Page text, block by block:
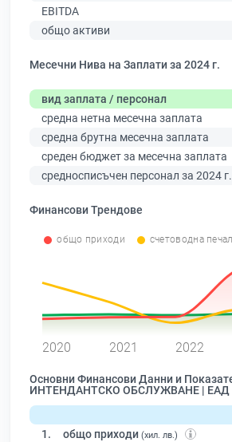
EBITDA
общо активи
Месечни Нива на Заплати за 2024 г.
вид заплата / персонал
средна нетна месечна заплата
средна брутна месечна заплата
среден бюджет за месечна заплата
средносписъчен персонал за 2024 г.
Финансови Трендове
общо приходи счетоводна
2020 2021 2022
Основни Финансови Данни и
ИНТЕНДАНТСКО ОБСЛУЖВАНЕ | ЕАД
1. общо приходи (хил. лв.)